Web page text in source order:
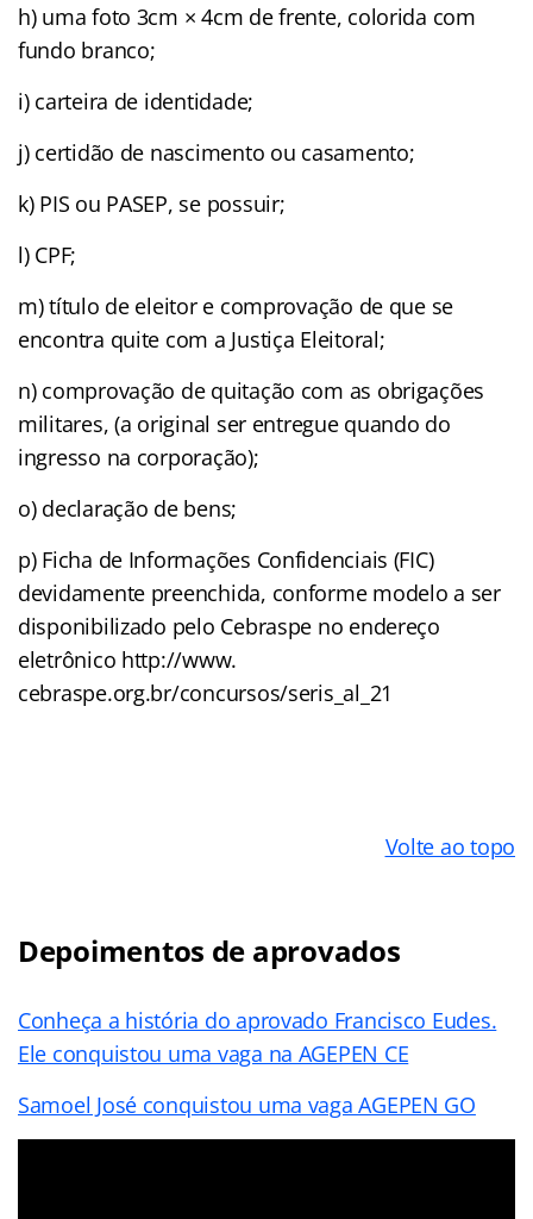
h) uma foto 3cm × 4cm de frente, colorida com
fundo branco;
i) carteira de identidade;
j) certidão de nascimento ou casamento;
k) PIS ou PASEP, se possuir;
l) CPF;
m) título de eleitor e comprovação de que se
encontra quite com a Justiça Eleitoral;
n) comprovação de quitação com as obrigações
militares, (a original ser entregue quando do
ingresso na corporação);
o) declaração de bens;
p) Ficha de Informações Confidenciais (FIC)
devidamente preenchida, conforme modelo a ser
disponibilizado pelo Cebraspe no endereço
eletrônico http://www.
cebraspe.org.br/concursos/seris_al_21
Volte ao topo
Depoimentos de aprovados
Conheça a história do aprovado Francisco Eudes.
Ele conquistou uma vaga na AGEPEN CE
Samoel José conquistou uma vaga AGEPEN GO